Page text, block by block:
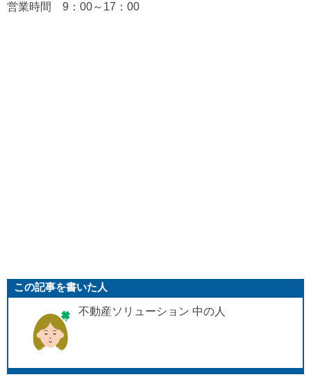
営業時間 9：00～17：00
この記事を書いた人
不動産ソリューション 中の人